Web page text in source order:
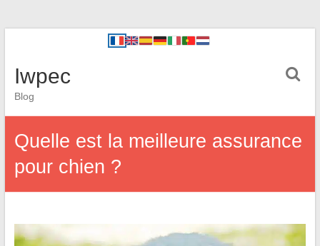
Iwpec
Blog
Quelle est la meilleure assurance
pour chien ?